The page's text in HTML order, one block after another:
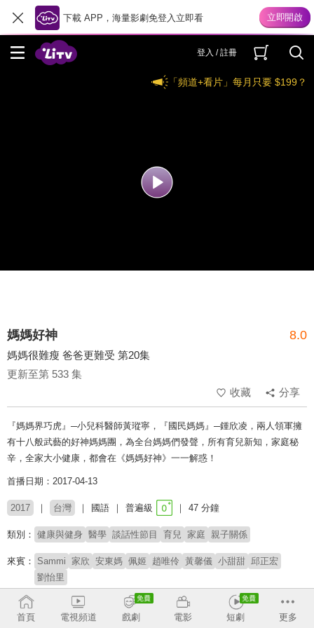
下載 APP，海量影劇免登入立即看
登入 / 註冊
「頻道+看片」每月只要 $199？
媽媽好神 8.0
媽媽很難瘦 爸爸更難受 第20集
更新至第 533 集
收藏
分享
『媽媽界巧虎』─小兒科醫師黃瑽寧，『國民媽媽』─鍾欣凌，兩人領軍擁
有十八般武藝的好神媽媽團，為全台媽媽們發聲，所有育兒新知，家庭秘
辛，全家大小健康，都會在《媽媽好神》一一解惑！
首播日期：2017-04-13
2017 台灣 國語 普遍級 47 分鐘
類別： 健康與健身 醫學 談話性節目 育兒 家庭 親子關係
來賓： Sammi 家欣 安東媽 佩姬 趙唯伶 黃馨儀 小甜甜 邱正宏
劉怡里
主持： 鍾欣凌
首頁 電視頻道 戲劇 電影 短劇 更多